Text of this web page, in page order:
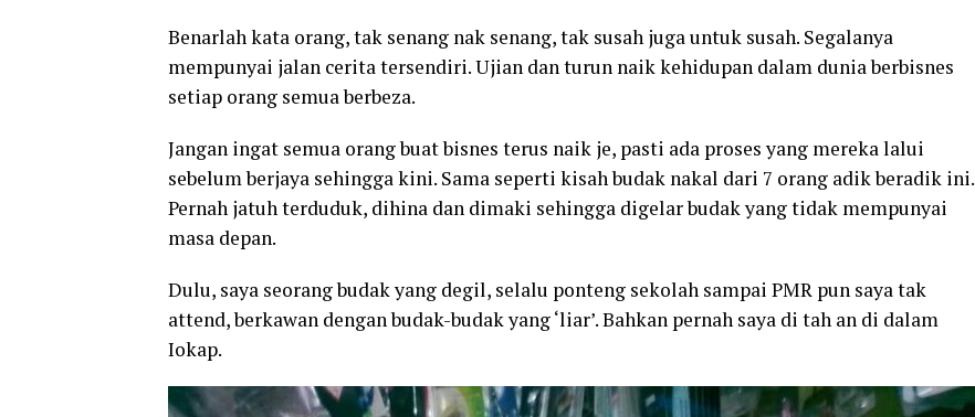
Benarlah kata orang, tak senang nak senang, tak susah juga untuk susah. Segalanya
mempunyai jalan cerita tersendiri. Ujian dan turun naik kehidupan dalam dunia berbisnes
setiap orang semua berbeza.
Jangan ingat semua orang buat bisnes terus naik je, pasti ada proses yang mereka lalui
sebelum berjaya sehingga kini. Sama seperti kisah budak nakal dari 7 orang adik beradik ini.
Pernah jatuh terduduk, dihina dan dimaki sehingga digelar budak yang tidak mempunyai
masa depan.
Dulu, saya seorang budak yang degil, selalu ponteng sekolah sampai PMR pun saya tak
attend, berkawan dengan budak-budak yang ‘liar’. Bahkan pernah saya di tah an di dalam
Iokap.